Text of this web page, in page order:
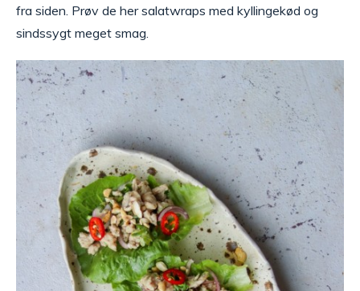
fra siden. Prøv de her salatwraps med kyllingekød og
sindssygt meget smag.